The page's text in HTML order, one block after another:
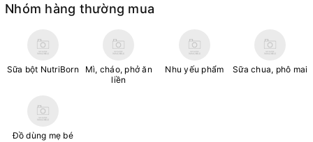
Nhóm hàng thường mua
Sữa bột NutriBorn
Mì, cháo, phở ăn
liền
Nhu yếu phẩm Sữa chua, phô mai
Đồ dùng mẹ bé